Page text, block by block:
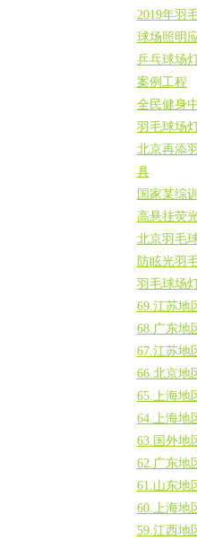
2019年羽
球场照明
乒乓球场
案例工程
全民健身
羽毛球场
北京再添
具
国家某综
高悬挂荧
北京羽毛
防眩光羽
羽毛球场
69.江苏地
68.广东地
67.江苏地
66.北京地
65.上海地
64.上海地
63.国外地
62.广东地
61.山东地
60.上海地
59.江西地